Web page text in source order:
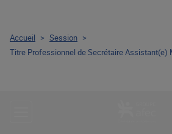
Accueil > Session >
Titre Professionnel de Secrétaire Assistant(e)